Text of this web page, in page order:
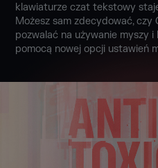
klawiaturze czat tekstowy
Możesz sam zdecydować,
pozwalać na używanie myszy
pomocą nowej opcji ustawień